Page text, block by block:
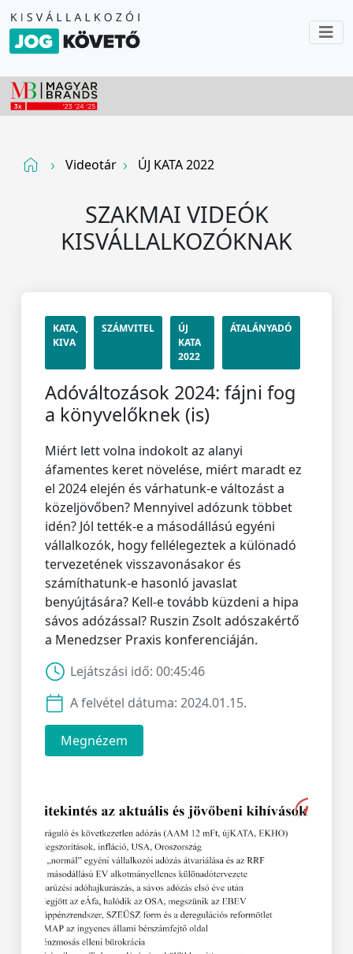
Videotár ÚJ KATA 2022
SZAKMAI VIDEÓK
KISVÁLLALKOZÓKNAK
KATA,
KIVA
SZÁMVITEL
ÚJ
KATA
2022
ÁTALÁNYADÓ
Adóváltozások 2024: fájni fog
a könyvelőknek (is)
Miért lett volna indokolt az alanyi
áfamentes keret növelése, miért maradt ez
el 2024 elején és várhatunk-e változást a
közeljövőben? Mennyivel adózunk többet
idén? Jól tették-e a másodállású egyéni
vállalkozók, hogy fellélegeztek a különadó
tervezetének visszavonásakor és
számíthatunk-e hasonló javaslat
benyújtására? Kell-e tovább küzdeni a hipa
sávos adózással? Ruszin Zsolt adószakértő
a Menedzser Praxis konferenciáján.
Lejátszási idő: 00:45:46
A felvétel dátuma: 2024.01.15.
Megnézem